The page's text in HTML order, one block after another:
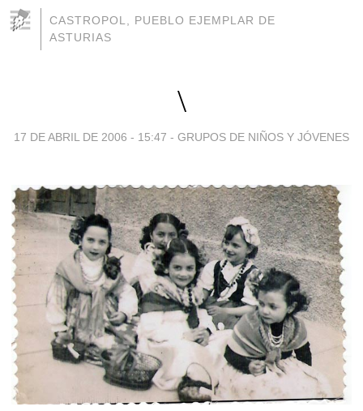
CASTROPOL, PUEBLO EJEMPLAR DE
ASTURIAS
\
17 DE ABRIL DE 2006 - 15:47 - GRUPOS DE NIÑOS Y JÓVENES